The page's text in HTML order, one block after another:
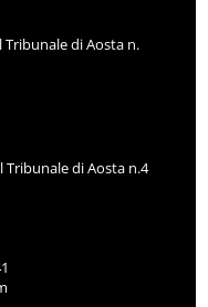
di Aosta n.
Tribunale di Aosta n.4